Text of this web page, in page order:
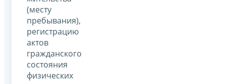
(месту
пребывания),
регистрацию
актов
гражданского
состояния
физических